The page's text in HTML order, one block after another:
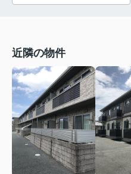
近隣の物件